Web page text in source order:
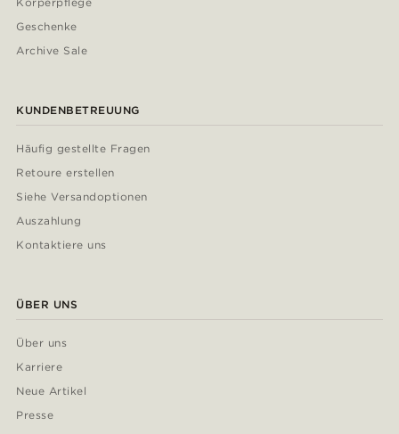
Geschenke
Archive Sale
KUNDENBETREUUNG
Häufig gestellte Fragen
Retoure erstellen
Siehe Versandoptionen
Auszahlung
Kontaktiere uns
ÜBER UNS
Über uns
Karriere
Neue Artikel
Presse